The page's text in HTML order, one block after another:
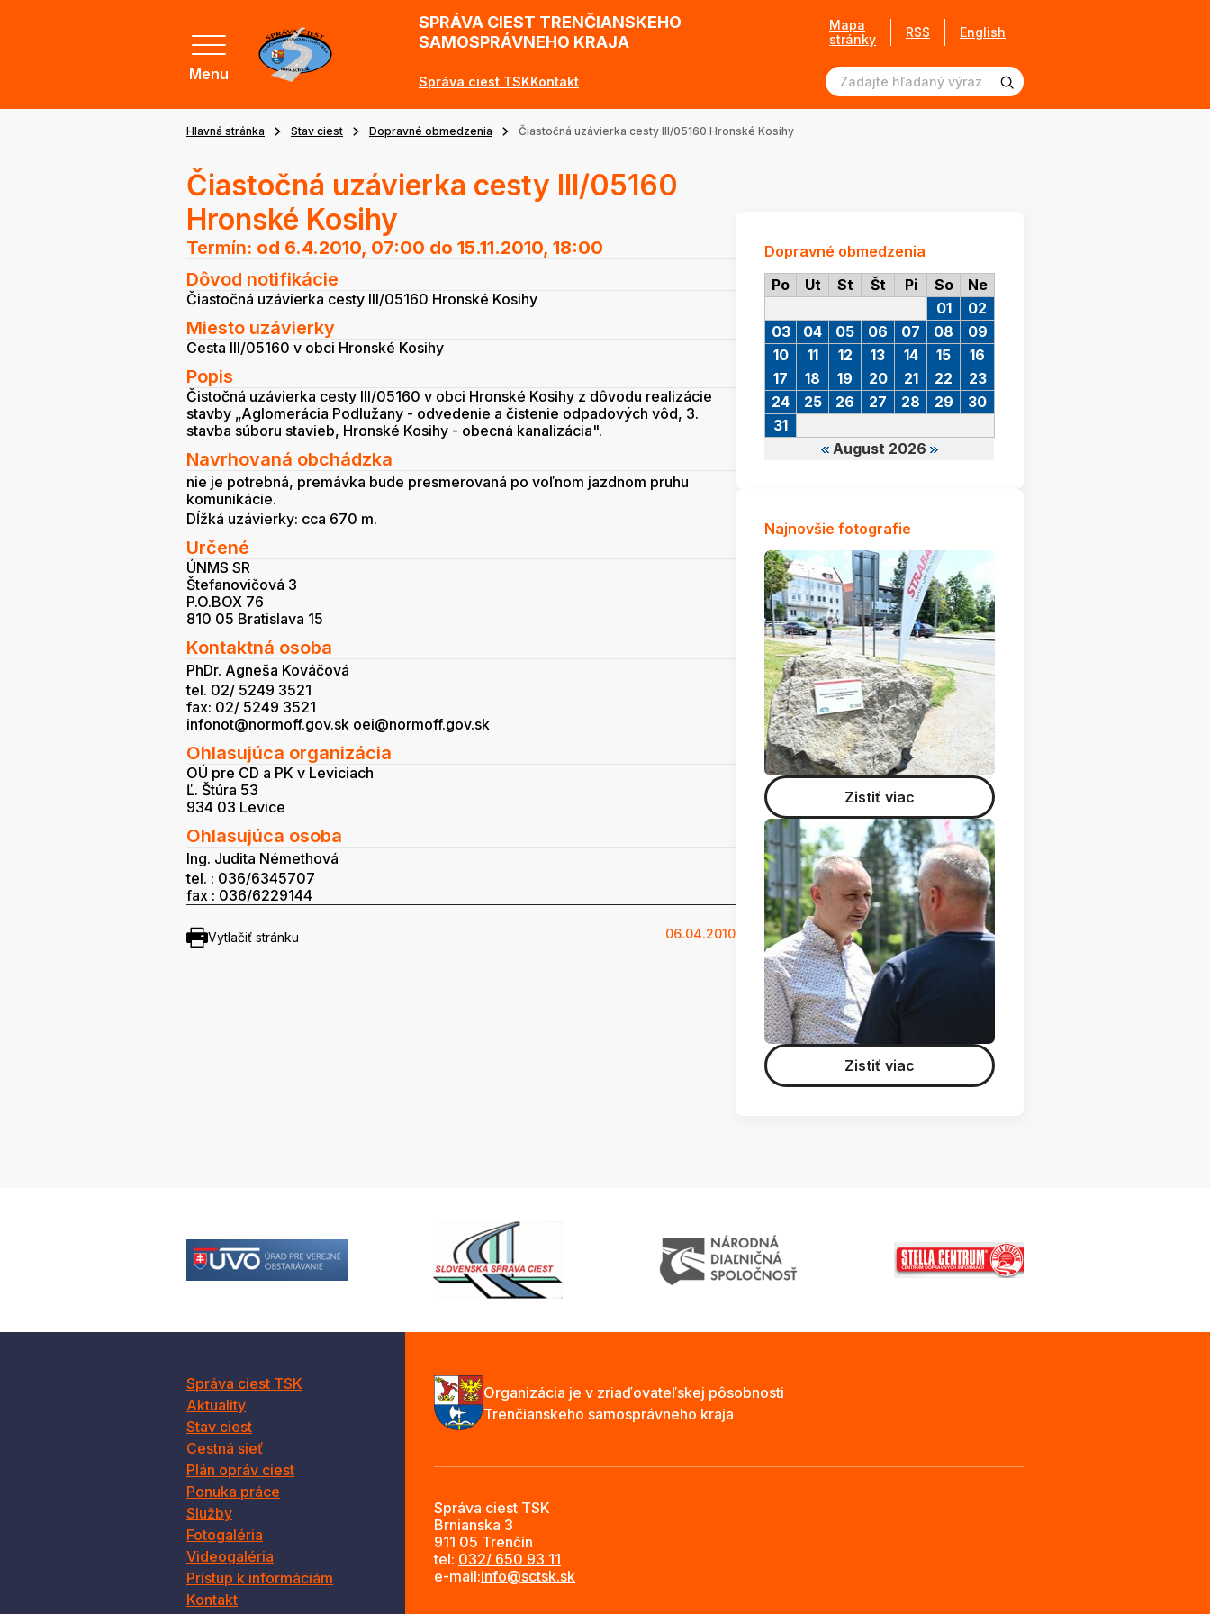
Menu
SPRÁVA CIEST TRENČIANSKEHO
SAMOSPRÁVNEHO KRAJA
Správa ciest TSKKontakt
Mapa
stránky
RSS English
Hlavná stránka Stav ciest Dopravné obmedzenia Čiastočná uzávierka cesty III/05160 Hronské Kosihy
Čiastočná uzávierka cesty III/05160
Hronské Kosihy
Termín: od 6.4.2010, 07:00 do 15.11.2010, 18:00
Dôvod notifikácie
Čiastočná uzávierka cesty III/05160 Hronské Kosihy
Miesto uzávierky
Cesta III/05160 v obci Hronské Kosihy
Popis
Čistočná uzávierka cesty III/05160 v obci Hronské Kosihy z dôvodu realizácie
stavby „Aglomerácia Podlužany - odvedenie a čistenie odpadových vôd, 3.
stavba súboru stavieb, Hronské Kosihy - obecná kanalizácia".
Navrhovaná obchádzka
nie je potrebná, premávka bude presmerovaná po voľnom jazdnom pruhu
komunikácie.
Dĺžká uzávierky: cca 670 m.
Určené
ÚNMS SR
Štefanovičová 3
P.O.BOX 76
810 05 Bratislava 15
Kontaktná osoba
PhDr. Agneša Kováčová
tel. 02/ 5249 3521
fax: 02/ 5249 3521
infonot@normoff.gov.sk oei@normoff.gov.sk
Ohlasujúca organizácia
OÚ pre CD a PK v Leviciach
Ľ. Štúra 53
934 03 Levice
Ohlasujúca osoba
Ing. Judita Némethová
tel. : 036/6345707
fax : 036/6229144
Vytlačiť stránku 06.04.2010
Dopravné obmedzenia
Po
Ut St Št Pi So Ne
August 2026
01
02
03
04 05 06 07 08
09
10
11 12 13 14 15
16
17
18 19 20 21 22
23
24
25 26 27 28 29
30
31
Najnovšie fotografie
Zistiť viac
Zistiť viac
Správa ciest TSK
Aktuality
Stav ciest
Cestná sieť
Plán opráv ciest
Ponuka práce
Služby
Fotogaléria
Videogaléria
Prístup k informáciám
Kontakt
Organizácia je v zriaďovateľskej pôsobnosti
Trenčianskeho samosprávneho kraja
Správa ciest TSK
Brnianska 3
911 05 Trenčín
tel: 032/ 650 93 11
e-mail:info@sctsk.sk